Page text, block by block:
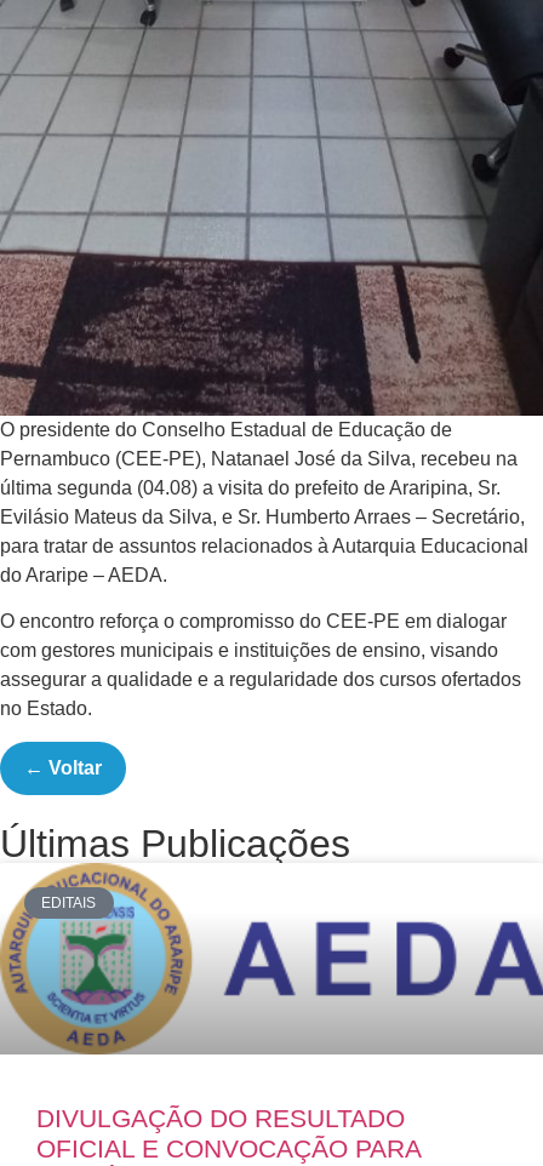
O presidente do Conselho Estadual de Educação de
Pernambuco (CEE-PE), Natanael José da Silva, recebeu na
última segunda (04.08) a visita do prefeito de Araripina, Sr.
Evilásio Mateus da Silva, e Sr. Humberto Arraes – Secretário,
para tratar de assuntos relacionados à Autarquia Educacional
do Araripe – AEDA.
O encontro reforça o compromisso do CEE-PE em dialogar
com gestores municipais e instituições de ensino, visando
assegurar a qualidade e a regularidade dos cursos ofertados
no Estado.
← Voltar
Últimas Publicações
EDITAIS
DIVULGAÇÃO DO RESULTADO
OFICIAL E CONVOCAÇÃO PARA